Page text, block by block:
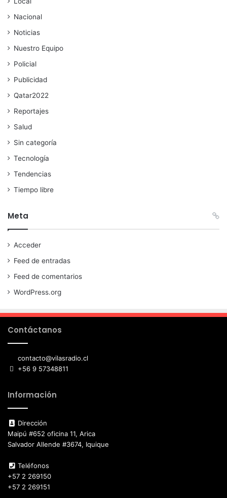
Nacional
Noticias
Nuestro Equipo
Policial
Publicidad
Qatar2022
Reportajes
Salud
Sin categoría
Tecnología
Tendencias
Tiempo libre
Meta
Acceder
Feed de entradas
Feed de comentarios
WordPress.org
Contáctanos
contacto@vilasradio.cl
+56 9 57348811
Información
Dirección
Maipú #652 oficina 11, Arica
Salvador Allende #3674, Iquique
Teléfonos
+57 2 269150
+57 2 269151